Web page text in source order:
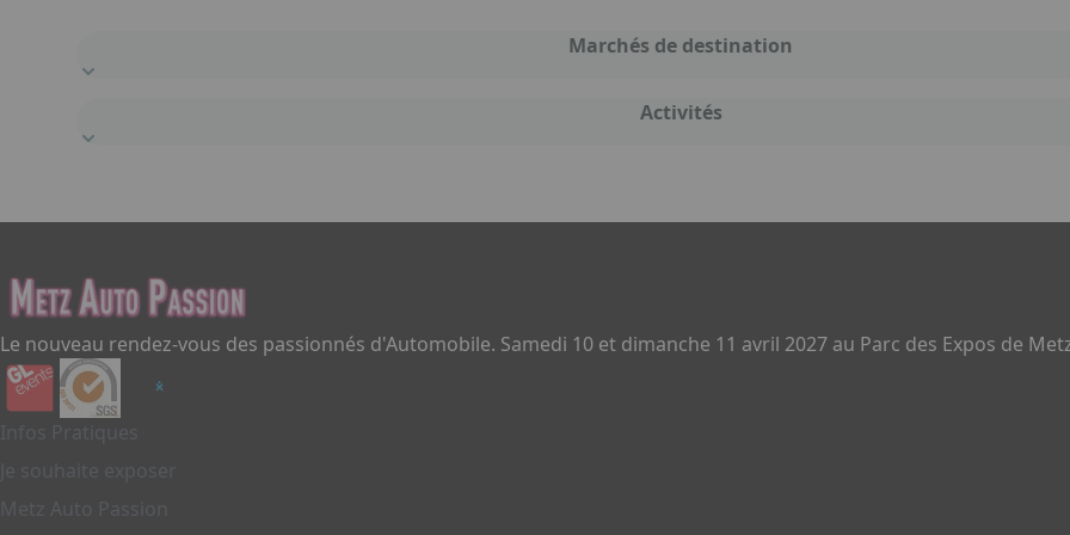
Marchés de destination
Activités
Le nouveau rendez-vous des passionnés d'Automobile. Samedi 10 et dimanche 11 avril 2027 au Parc des Expos de
Infos Pratiques
Je souhaite exposer
Metz Auto Passion